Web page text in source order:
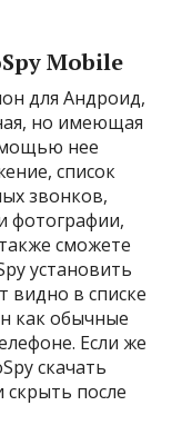
Mobile
для Андроид,
но имеющая
нее
список
звонков,
фотографии,
сможете
установить
видно в списке
как обычные
Если же
скачать
скрыть после